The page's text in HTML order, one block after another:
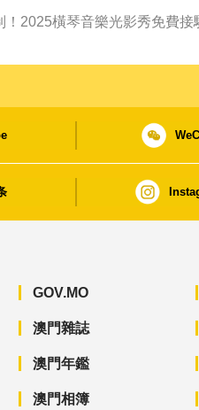
！2025橫琴音樂光影秀免費接
GOV.MO
澳門雜誌
澳門年鑑
澳門相簿